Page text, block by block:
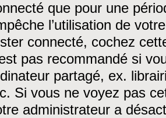
que pour une
l’utilisation de
connecté, cochez
pas recommandé si
partagé, ex.
Si vous ne voyez pas
administrateur a